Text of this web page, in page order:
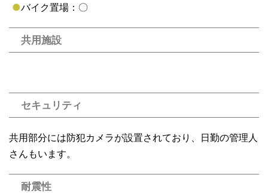
●バイク置場：〇
共用施設
セキュリティ
共用部分には防犯カメラが設置されており、日勤の管理人
さんもいます。
耐震性